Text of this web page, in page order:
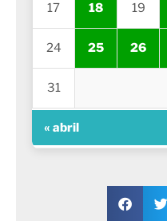
17 18 19
24 25 26
31
« abril